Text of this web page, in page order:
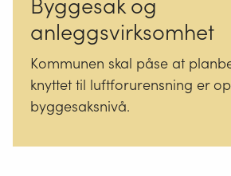
Byggesak og
anleggsvirksomhet
Kommunen skal påse at
knyttet til luftforurensning er
byggesaksnivå.